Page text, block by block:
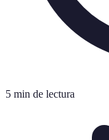
5 min de lectura